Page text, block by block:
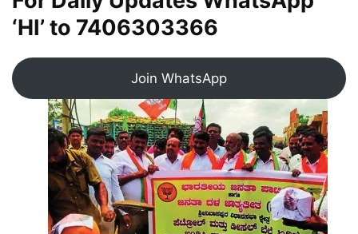
‘HI’ to 7406303366
Join WhatsApp